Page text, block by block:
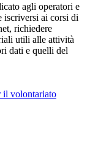
agli operatori e
iscriversi ai corsi di
richiedere
utili alle attività
dati e quelli del